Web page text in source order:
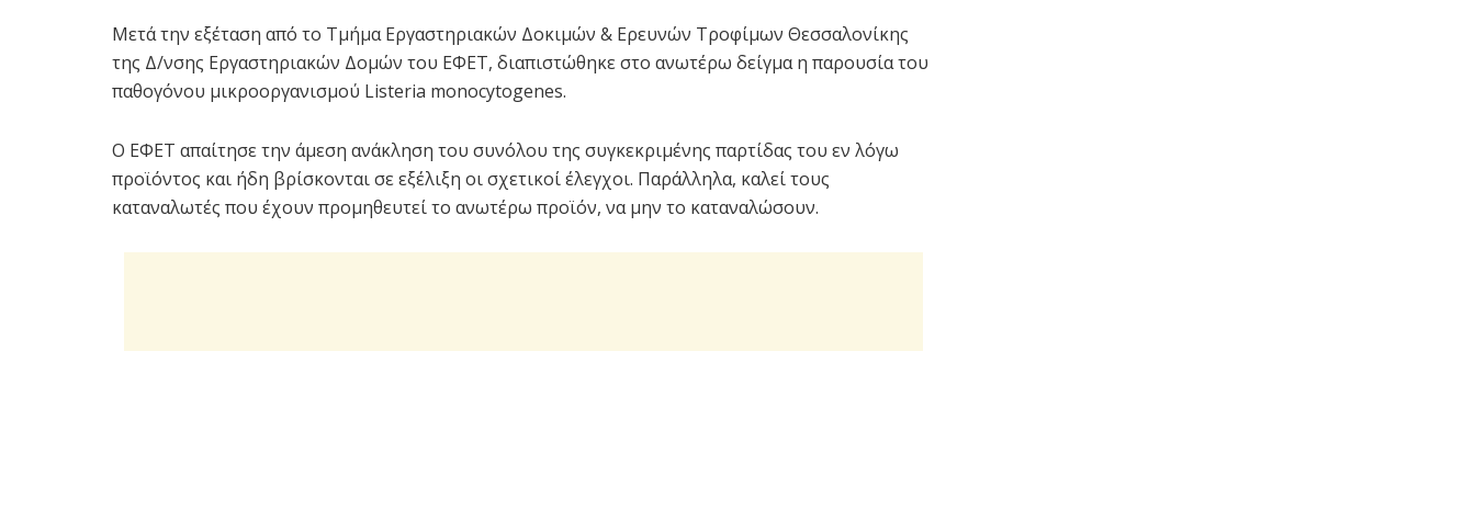
Μετά την εξέταση από το Τμήμα Εργαστηριακών Δοκιμών & Ερευνών Τροφίμων Θεσσαλονίκης
της Δ/νσης Εργαστηριακών Δομών του ΕΦΕΤ, διαπιστώθηκε στο ανωτέρω δείγμα η παρουσία του
παθογόνου μικροοργανισμού Listeria monocytogenes.
Ο ΕΦΕΤ απαίτησε την άμεση ανάκληση του συνόλου της συγκεκριμένης παρτίδας του εν λόγω
προϊόντος και ήδη βρίσκονται σε εξέλιξη οι σχετικοί έλεγχοι. Παράλληλα, καλεί τους
καταναλωτές που έχουν προμηθευτεί το ανωτέρω προϊόν, να μην το καταναλώσουν.